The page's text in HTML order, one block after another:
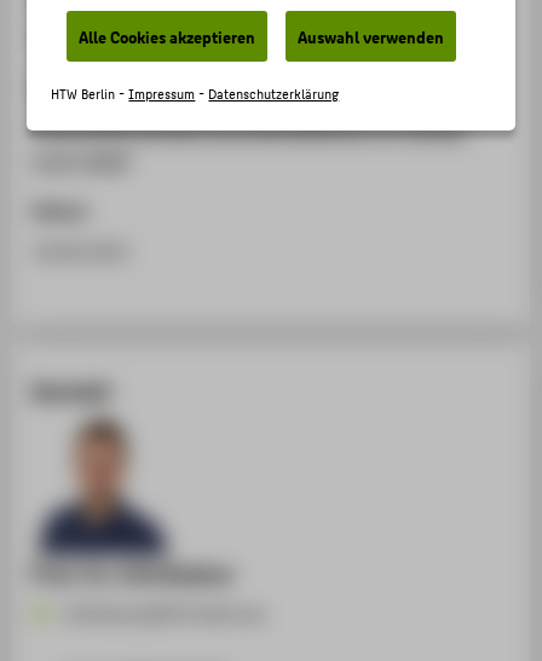
Homepage
https://sites.google.com/view/adapting-to-change-
Kontakt
Prof. Dr. Erik Rodner
INTERNATIONAL
INFORMATIONEN FÜR
STUDIENINTERESSIERTE
Alle Cookies akzeptieren Auswahl verwenden
HTW Berlin -Impressum- Datenschutzerklärung